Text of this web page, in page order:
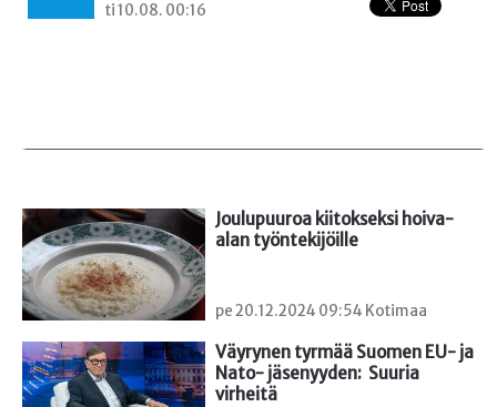
ti 10.08. 00:16
Joulupuuroa kiitokseksi hoiva-
alan työntekijöille
pe 20.12.2024 09:54 Kotimaa
Väyrynen tyrmää Suomen EU- ja
Nato- jäsenyyden:  Suuria
virheitä